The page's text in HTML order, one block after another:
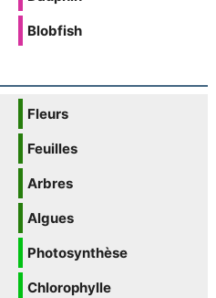
Blobfish
Fleurs
Feuilles
Arbres
Algues
Photosynthèse
Chlorophylle